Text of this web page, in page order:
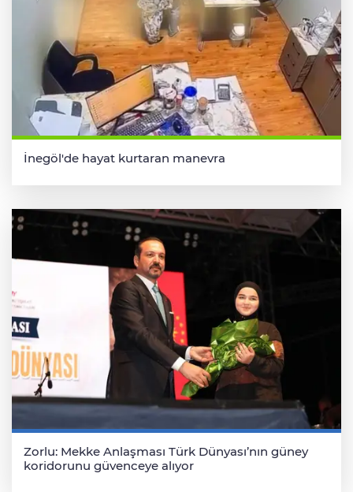
İnegöl'de hayat kurtaran manevra
Zorlu: Mekke Anlaşması Türk Dünyası’nın güney
koridorunu güvenceye alıyor